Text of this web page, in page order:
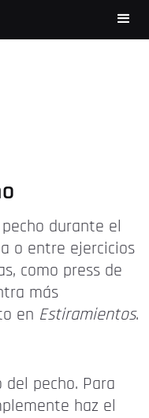
durante el
o entre ejercicios
como press de
más
en Estiramientos.
pecho. Para
haz el